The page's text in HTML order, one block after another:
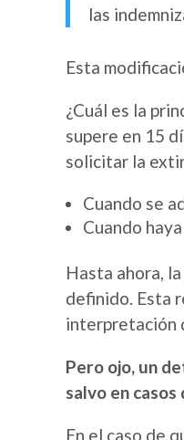
las
Esta
¿Cuál es la
supere en 15
solicitar la
Cuando se
Cuando
Hasta ahora,
definido. Esta
interpretación
Pero ojo, un
salvo en
En el caso de